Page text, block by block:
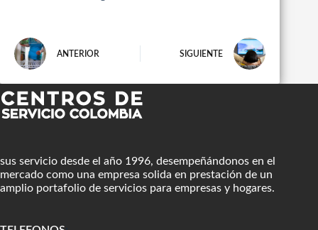
ANTERIOR SIGUIENTE
sus servicio desde el año 1996, desempeñándonos en el
mercado como una empresa solida en prestación de un
amplio portafolio de servicios para empresas y hogares.